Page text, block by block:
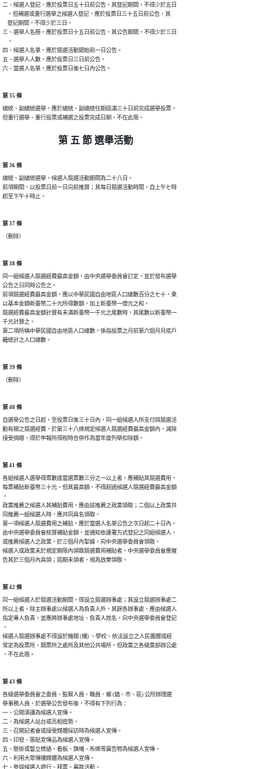
二、候選人登記，應於投票日五十日前公告，其登記期間，不得少於五日
    。但補選或重行選舉之候選人登記，應於投票日三十五日前公告，其
    登記期間，不得少於三日。
三、選舉人名冊，應於投票日十五日前公告，其公告期間，不得少於三日
    。
四、候選人名單，應於競選活動開始前一日公告。
五、選舉人人數，應於投票日三日前公告。
六、當選人名單，應於投票日後七日內公告。
第 35 條
總統、副總統選舉，應於總統、副總統任期屆滿三十日前完成選舉投票。
但重行選舉、重行投票或補選之投票完成日期，不在此限。
第 五 節 選舉活動
第 36 條
總統、副總統選舉，候選人競選活動期間為二十八日。
前項期間，以投票日前一日向前推算；其每日競選活動時間，自上午七時
起至下午十時止。
第 37 條
（刪除）
第 38 條
同一組候選人競選經費最高金額，由中央選舉委員會訂定，並於發布選舉
公告之日同時公告之。
前項競選經費最高金額，應以中華民國自由地區人口總數百分之七十，乘
以基本金額新臺幣二十元所得數額，加上新臺幣一億元之和。
競選經費最高金額計算有未滿新臺幣一千元之尾數時，其尾數以新臺幣一
千元計算之。
第二項所稱中華民國自由地區人口總數，係指投票之月前第六個月月底戶
籍統計之人口總數。
第 39 條
（刪除）
第 40 條
自選舉公告之日起，至投票日後三十日內，同一組候選人所支付與競選活
動有關之競選經費，於第三十八條規定候選人競選經費最高金額內，減除
接受捐贈，得於申報所得稅時合併作為當年度列舉扣除額。
第 41 條
各組候選人選舉得票數達當選票數三分之一以上者，應補貼其競選費用，
每票補貼新臺幣三十元。但其最高額，不得超過候選人競選經費最高金額
。
政黨推薦之候選人其補貼費用，應由該推薦之政黨領取；二個以上政黨共
同推薦一組候選人時，應共同具名領取。
第一項候選人競選費用之補貼，應於當選人名單公告之次日起二十日內，
由中央選舉委員會核算補貼金額，並通知依連署方式登記之同組候選人，
或推薦候選人之政黨，於三個月內掣據，向中央選舉委員會領取。
候選人或政黨未於規定期限內領取競選費用補貼者，中央選舉委員會應催
告其於三個月內具領；屆期未領者，視為放棄領取。
第 42 條
同一組候選人於競選活動期間，得設立競選辦事處；其設立競選辦事處二
所以上者，除主辦事處以候選人為負責人外，其餘各辦事處，應由候選人
指定專人負責，並應將辦事處地址、負責人姓名，向中央選舉委員會登記
。
候選人競選辦事處不得設於機關 (構) 、學校、依法設立之人民團體或經
常定為投票所、開票所之處所及其他公共場所。但政黨之各級黨部辦公處
，不在此限。
第 43 條
各級選舉委員會之委員、監察人員、職員、鄉 (鎮、市、區) 公所辦理選
舉事務人員，於選舉公告發布後，不得有下列行為：
一、公開演講為候選人宣傳。
二、為候選人站台或亮相造勢。
三、召開記者會或接受媒體採訪時為候選人宣傳。
四、印發、張貼宣傳品為候選人宣傳。
五、懸掛或豎立標語、看板、旗幟、布條等廣告物為候選人宣傳。
六、利用大眾傳播媒體為候選人宣傳。
七、參與候選人遊行、拜票、募款活動。